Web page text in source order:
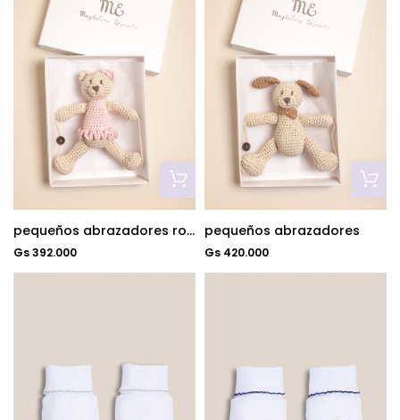
pequeños abrazadores rosa c/beige
Gs 392.000
pequeños abrazadores
Gs 420.000